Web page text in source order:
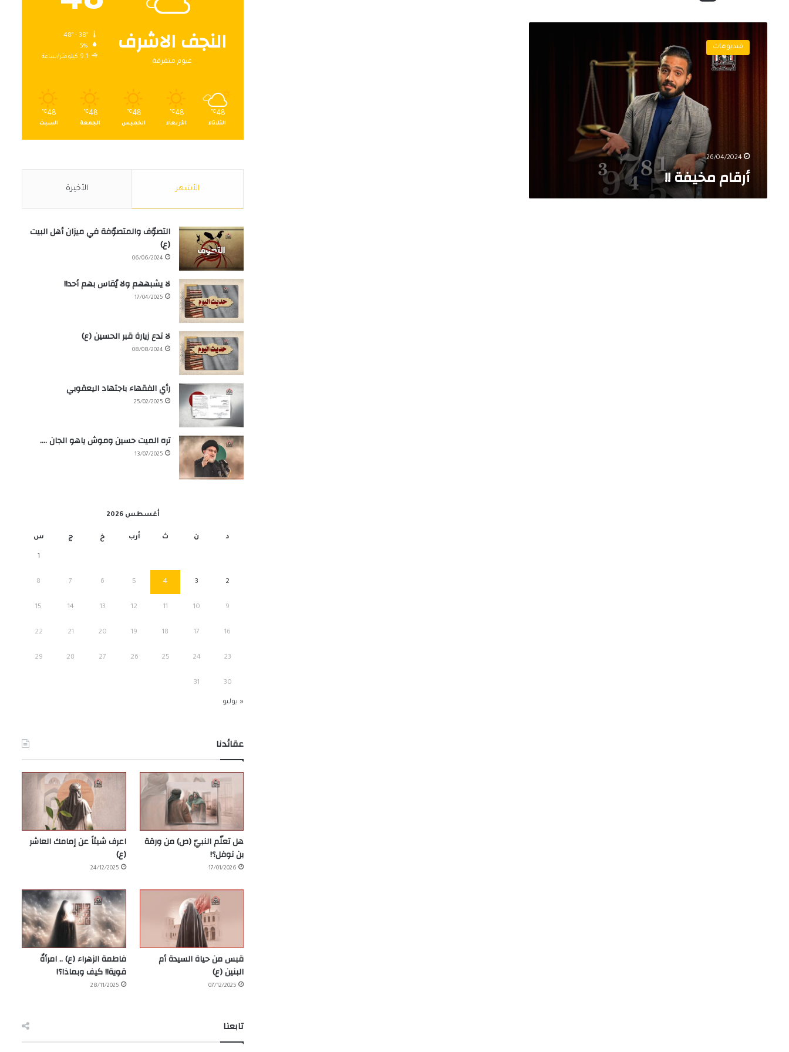
فيديوهات
26/04/2024
أرقام مخيفة !!
النجف الاشرف
غيوم متفرقة
5%
9.1 كيلومتر/ساعة
48
℃
الثلاثاء
48
℃
الأربعاء
48
℃
الخميس
48
℃
الجمعة
48
℃
السبت
الأشهر الأخيرة
التصوّف والمتصوّفة في ميزان أهل البيت
(ع)
06/06/2024
لا يشبههم ولا يُقاس بهم أحد!!
17/04/2025
لا تدع زيارة قبر الحسين (ع)
08/08/2024
رأي الفقهاء باجتهاد اليعقوبي
25/02/2025
تره الميت حسين وموش ياهو الجان ….
13/07/2025
أغسطس 2026
د ن ث أرب خ ج س
1
2
3
4
5
6
7
8
9
10
11
12
13
14
15
16
17
18
19
20
21
22
23
24
25
26
27
28
29
30
31
« يوليو
عقائدنا
هل تعلّم النبيّ (ص) من ورقة
بن نوفل؟!
17/01/2026
اعرف شيئاً عن إمامك العاشر
(ع)
24/12/2025
قبس من حياة السيدة أم
البنين (ع)
07/12/2025
فاطمة الزهراء (ع) .. امرأةٌ
قوية!! كيف وبماذا؟!
28/11/2025
تابعنا